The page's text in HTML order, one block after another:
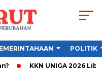
POLITIK
KKN UNIGA 2026